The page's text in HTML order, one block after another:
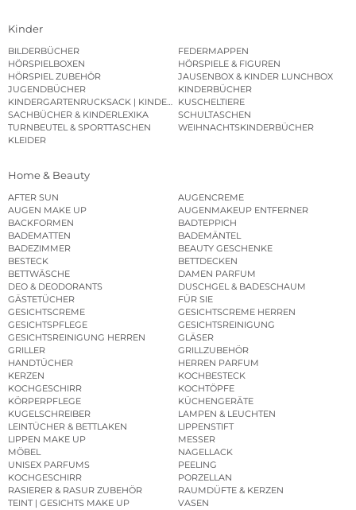
Kinder
BILDERBÜCHER
FEDERMAPPEN
HÖRSPIELBOXEN
HÖRSPIELE & FIGUREN
HÖRSPIEL ZUBEHÖR
JAUSENBOX & KINDER LUNCHBOX
JUGENDBÜCHER
KINDERBÜCHER
KINDERGARTENRUCKSACK | KINDERGARTENBEUTEL
KUSCHELTIERE
SACHBÜCHER & KINDERLEXIKA
SCHULTASCHEN
TURNBEUTEL & SPORTTASCHEN
WEIHNACHTSKINDERBÜCHER
KLEIDER
Home & Beauty
AFTER SUN
AUGENCREME
AUGEN MAKE UP
AUGENMAKEUP ENTFERNER
BACKFORMEN
BADTEPPICH
BADEMATTEN
BADEMÄNTEL
BADEZIMMER
BEAUTY GESCHENKE
BESTECK
BETTDECKEN
BETTWÄSCHE
DAMEN PARFUM
DEO & DEODORANTS
DUSCHGEL & BADESCHAUM
GÄSTETÜCHER
FÜR SIE
GESICHTSCREME
GESICHTSCREME HERREN
GESICHTSPFLEGE
GESICHTSREINIGUNG
GESICHTSREINIGUNG HERREN
GLÄSER
GRILLER
GRILLZUBEHÖR
HANDTÜCHER
HERREN PARFUM
KERZEN
KOCHBESTECK
KOCHGESCHIRR
KOCHTÖPFE
KÖRPERPFLEGE
KÜCHENGERÄTE
KUGELSCHREIBER
LAMPEN & LEUCHTEN
LEINTÜCHER & BETTLAKEN
LIPPENSTIFT
LIPPEN MAKE UP
MESSER
MÖBEL
NAGELLACK
UNISEX PARFUMS
PEELING
KOCHGESCHIRR
PORZELLAN
RASIERER & RASUR ZUBEHÖR
RAUMDÜFTE & KERZEN
TEINT | GESICHTS MAKE UP
VASEN